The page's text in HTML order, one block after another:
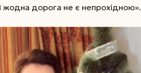
жодна дорога не є непрохідною».